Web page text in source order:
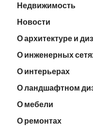
Недвижимость
Новости
О архитектуре и
О инженерных
О интерьерах
О ландшафтном
О мебели
О ремонтах